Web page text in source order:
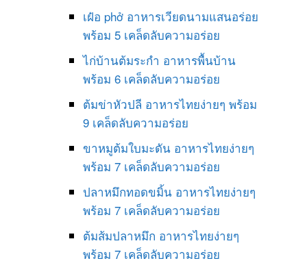
เฝ๋อ phở อาหารเวียดนามแสนอร่อย
พร้อม 5 เคล็ดลับความอร่อย
ไก่บ้านต้มระกำ อาหารพื้นบ้าน
พร้อม 6 เคล็ดลับความอร่อย
ต้มข่าหัวปลี อาหารไทยง่ายๆ พร้อม
9 เคล็ดลับความอร่อย
ขาหมูต้มใบมะดัน อาหารไทยง่ายๆ
พร้อม 7 เคล็ดลับความอร่อย
ปลาหมึกทอดขมิ้น อาหารไทยง่ายๆ
พร้อม 7 เคล็ดลับความอร่อย
ต้มส้มปลาหมึก อาหารไทยง่ายๆ
พร้อม 7 เคล็ดลับความอร่อย